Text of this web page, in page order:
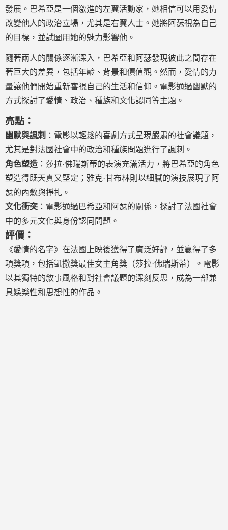
發展。巴希亞是一個激進的左翼活動家，她相信可以用愛情
改變他人的政治立場，尤其是右翼人士。她將阿瑟視為自己
的目標，並試圖用她的魅力影響他。
隨著兩人的關係逐漸深入，巴希亞和阿瑟發現彼此之間存在
著巨大的差異，包括年齡、背景和價值觀。然而，愛情的力
量讓他們開始重新審視自己的生活和信仰。電影通過幽默的
方式探討了愛情、政治、種族和文化認同等主題。
亮點：
幽默與諷刺
：電影以輕鬆的喜劇方式呈現嚴肅的社會議題，
尤其是對法國社會中的政治和種族問題進行了諷刺。
角色塑造 ：莎拉·佛瑞斯蒂的表演充滿活力，將巴希亞的角色
塑造得既天真又堅定；雅克·甘布林則以細膩的演技展現了阿
瑟的內斂與掙扎。
文化衝突 ：電影通過巴希亞和阿瑟的關係，探討了法國社會
中的多元文化與身份認同問題。
評價：
《愛情的名字》在法國上映後獲得了廣泛好評，並贏得了多
項獎項，包括凱撒獎最佳女主角獎（莎拉·佛瑞斯蒂）。電影
以其獨特的敘事風格和對社會議題的深刻反思，成為一部兼
具娛樂性和思想性的作品。